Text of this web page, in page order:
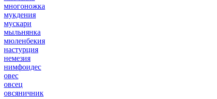
многоножка
мукдения
мускари
мыльнянка
мюленбекия
настурция
немезия
нимфоидес
овес
овсец
овсяничник